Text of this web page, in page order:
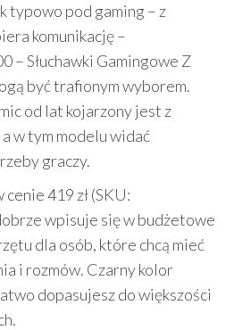
typowo pod gaming – z
komunikację –
– Słuchawki Gamingowe Z
być trafionym wyborem.
od lat kojarzony jest z
w tym modelu widać
graczy.
419 zł (SKU:
wpisuje się w budżetowe
dla osób, które chcą mieć
i rozmów. Czarny kolor
dopasujesz do większości